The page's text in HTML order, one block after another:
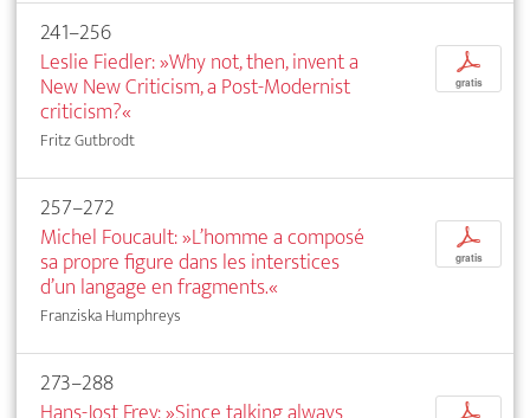
241–256
Leslie Fiedler: »Why not, then, invent a
New New Criticism, a Post-Modernist
criticism?«
Fritz Gutbrodt
p
gratis
257–272
Michel Foucault: »L’homme a composé
sa propre figure dans les interstices
d’un langage en fragments.«
Franziska Humphreys
p
gratis
273–288
p